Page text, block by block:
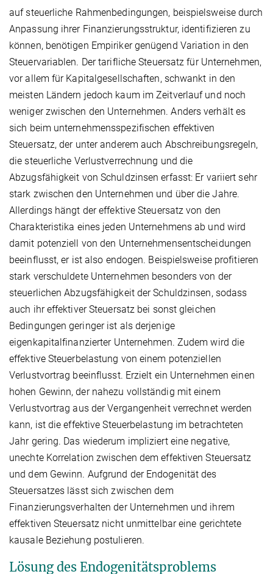
auf steuerliche Rahmen­bedingungen, beispielsweise durch
Anpassung ihrer Finanzierungsstruktur, identifizieren zu
können, benötigen Empiriker genügend Variation in den
Steuervariablen. Der tarifliche Steuersatz für Unternehmen,
vor allem für Kapitalgesellschaften, schwankt in den
meisten Ländern jedoch kaum im Zeitverlauf und noch
weniger zwischen den Unternehmen. Anders verhält es
sich beim unternehmensspezifischen effektiven
Steuersatz, der unter anderem auch Abschreibungsregeln,
die steuerliche Verlustverrechnung und die
Abzugsfähigkeit von Schuldzinsen erfasst: Er variiert sehr
stark zwischen den Unternehmen und über die Jahre.
Allerdings hängt der effektive Steuersatz von den
Charakteristika eines jeden Unternehmens ab und wird
damit potenziell von den Unternehmensentscheidungen
beeinflusst, er ist also endogen. Beispielsweise profitieren
stark verschuldete Unternehmen besonders von der
steuerlichen Abzugsfähigkeit der Schuldzinsen, sodass
auch ihr effektiver Steuersatz bei sonst gleichen
Bedingungen geringer ist als derjenige
eigenkapitalfinanzierter Unternehmen. Zudem wird die
effektive Steuerbelastung von einem potenziellen
Verlustvortrag beeinflusst. Erzielt ein Unternehmen einen
hohen Gewinn, der nahezu vollständig mit einem
Verlustvortrag aus der Vergangenheit verrechnet werden
kann, ist die effektive Steuerbelastung im betrachteten
Jahr gering. Das wiederum impliziert eine negative,
unechte Korrelation zwischen dem effektiven Steuersatz
und dem Gewinn. Aufgrund der Endogenität des
Steuersatzes lässt sich zwischen dem
Finanzierungsverhalten der Unternehmen und ihrem
effektiven Steuersatz nicht unmittelbar eine gerichtete
kausale Beziehung postulieren.
Lösung des Endogenitätsproblems